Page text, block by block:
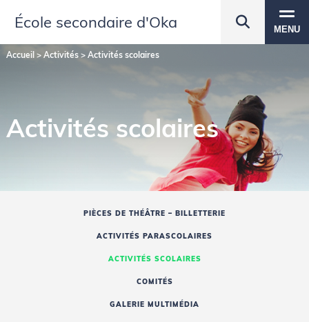
École secondaire d'Oka MENU
Accueil> Activités> Activités scolaires
Activités scolaires
PIÈCES DE THÉÂTRE – BILLETTERIE
ACTIVITÉS PARASCOLAIRES
ACTIVITÉS SCOLAIRES
COMITÉS
GALERIE MULTIMÉDIA